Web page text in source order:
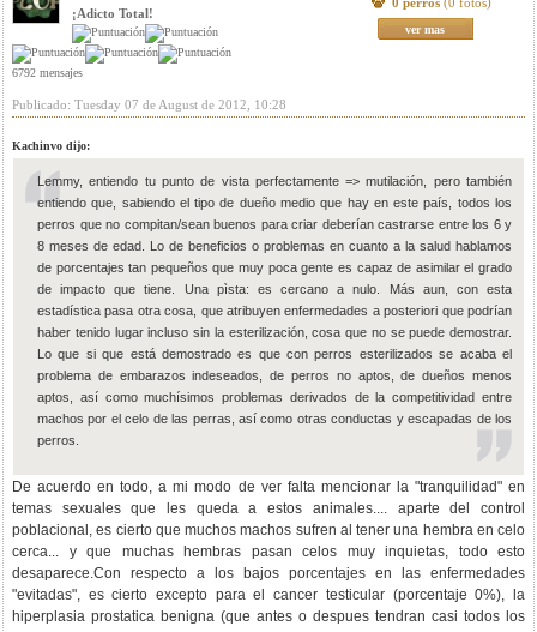
¡Adicto Total!
6792 mensajes
ver mas
Publicado: Tuesday 07 de August de 2012, 10:28
Kachinvo dijo:
Lemmy, entiendo tu punto de vista perfectamente => mutilación, pero también
entiendo que, sabiendo el tipo de dueño medio que hay en este país, todos los
perros que no compitan/sean buenos para criar deberían castrarse entre los 6 y
8 meses de edad. Lo de beneficios o problemas en cuanto a la salud hablamos
de porcentajes tan pequeños que muy poca gente es capaz de asimilar el grado
de impacto que tiene. Una pìsta: es cercano a nulo. Más aun, con esta
estadística pasa otra cosa, que atribuyen enfermedades a posteriori que podrían
haber tenido lugar incluso sin la esterilización, cosa que no se puede demostrar.
Lo que si que está demostrado es que con perros esterilizados se acaba el
problema de embarazos indeseados, de perros no aptos, de dueños menos
aptos, así como muchísimos problemas derivados de la competitividad entre
machos por el celo de las perras, así como otras conductas y escapadas de los
perros.
De acuerdo en todo, a mi modo de ver falta mencionar la "tranquilidad" en
temas sexuales que les queda a estos animales.... aparte del control
poblacional, es cierto que muchos machos sufren al tener una hembra en celo
cerca... y que muchas hembras pasan celos muy inquietas, todo esto
desaparece.Con respecto a los bajos porcentajes en las enfermedades
"evitadas", es cierto excepto para el cancer testicular (porcentaje 0%), la
hiperplasia prostatica benigna (que antes o despues tendran casi todos los